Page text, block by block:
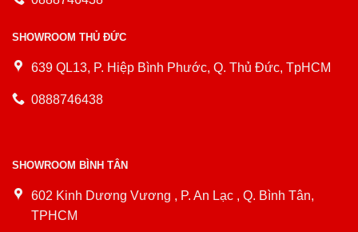
SHOWROOM THỦ ĐỨC
639 QL13, P. Hiệp Bình Phước, Q. Thủ Đức, TpHCM
0888746438
SHOWROOM BÌNH TÂN
602 Kinh Dương Vương , P. An Lạc , Q. Bình Tân,
TPHCM